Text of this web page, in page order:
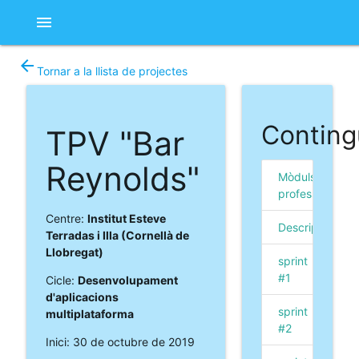
menu
arrow_backTornar a la llista de projectes
TPV "Bar
Reynolds"
Centre: Institut Esteve
Terradas i Illa (Cornellà de
Llobregat)
Cicle: Desenvolupament
d'aplicacions
multiplataforma
Inici: 30 de octubre de 2019
Mòduls
professionals
Descripció
sprint
#1
sprint
#2